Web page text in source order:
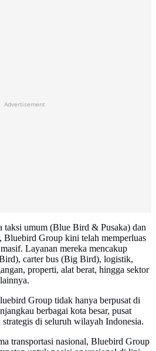
Advertisement
taksi umum (Blue Bird & Pusaka) dan
Group kini telah memperluas
Layanan mereka mencakup
carter bus (Big Bird), logistik,
properti, alat berat, hingga sektor
Group tidak hanya berpusat di
berbagai kota besar, pusat
strategis di seluruh wilayah Indonesia.
transportasi nasional, Bluebird Group